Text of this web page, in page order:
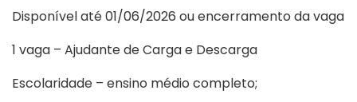
Disponível até 01/06/2026 ou encerramento da vaga
1 vaga – Ajudante de Carga e Descarga
Escolaridade – ensino médio completo;